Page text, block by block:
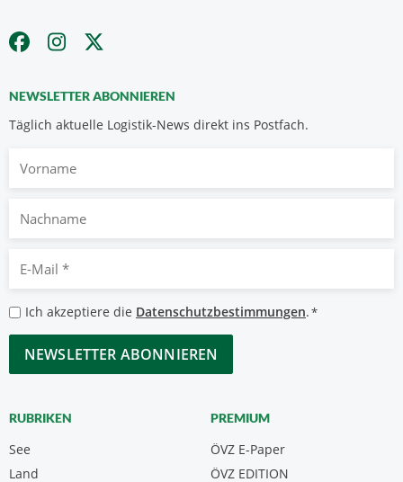
NEWSLETTER ABONNIEREN
Täglich aktuelle Logistik-News direkt ins Postfach.
Nachname
Mail
*
Datenschutzbestimmungen
*
Ich akzeptiere die Datenschutzbestimmungen.*
CAPTCHA
RUBRIKEN
See
Land
PREMIUM
ÖVZ E-Paper
ÖVZ EDITION